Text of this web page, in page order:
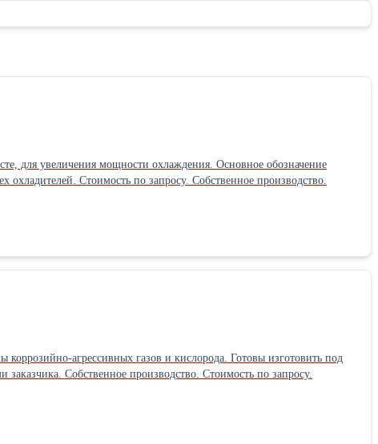
увеличения мощности охлаждения. Основное обозначение
УДЦБ, но иногда пишут ГОУ-3, что означает групповое охлаждающее устройство, состоящее из трех охладителей. Стоимость по запросу. Собственное производство.
агрессивных газов и кислорода. Готовы изготовить под
заказ деаэраторы повышенного давления ДП по чертежам и эскизам, в соответствии с требованиями заказчика. Собственное производство. Стоимость по запросу.